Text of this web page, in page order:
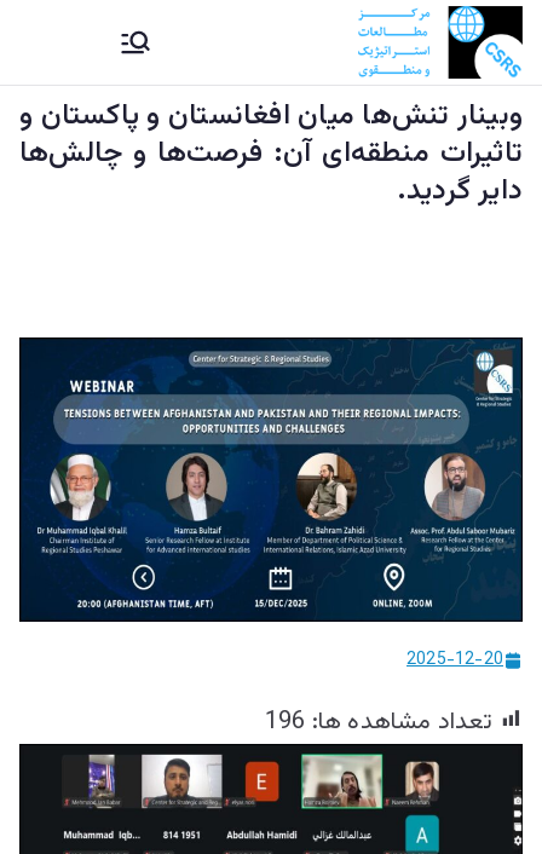
to
content
CSRS |
مرکز
و منطقوی |
د
ستراتېژیکو
او سیمه
ییزو څېړنو
مرکز
مرکز مطالعات استراتیژيک و
منطقوی دستراتېژیکو او
سیمه ییزو څېړنو مرکز
وبینار تنش‌ها میان افغانستان و پاکستان و
تاثیرات منطقه‌ای آن: فرصت‌ها و چالش‌ها
دایر گردید.
2025-12-20
تعداد مشاهده ها: 196